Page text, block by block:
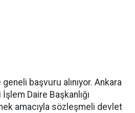
başvuru alınıyor. Ankara
Daire Başkanlığı
amacıyla sözleşmeli devlet